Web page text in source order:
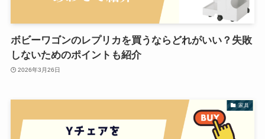
ボビーワゴンのレプリカを買うならどれがいい？失敗
しないためのポイントも紹介
2026年3月26日
家具